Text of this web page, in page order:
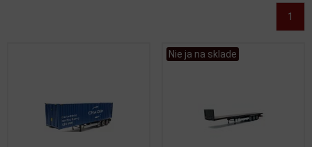
1
Nie ja na sklade